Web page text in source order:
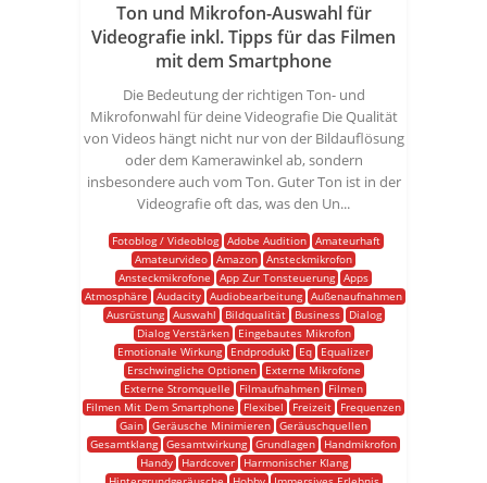
Ton und Mikrofon-Auswahl für
Videografie inkl. Tipps für das Filmen
mit dem Smartphone
Die Bedeutung der richtigen Ton- und
Mikrofonwahl für deine Videografie Die Qualität
von Videos hängt nicht nur von der Bildauflösung
oder dem Kamerawinkel ab, sondern
insbesondere auch vom Ton. Guter Ton ist in der
Videografie oft das, was den Un...
Fotoblog / Videoblog Adobe Audition Amateurhaft
Amateurvideo Amazon Ansteckmikrofon
Ansteckmikrofone
App Zur Tonsteuerung Apps
Atmosphäre
Audacity Audiobearbeitung Außenaufnahmen
Ausrüstung
Auswahl Bildqualität Business
Dialog
Dialog Verstärken
Eingebautes Mikrofon
Emotionale Wirkung
Endprodukt Eq
Equalizer
Erschwingliche Optionen
Externe Mikrofone
Externe Stromquelle
Filmaufnahmen
Filmen
Filmen Mit Dem Smartphone
Flexibel Freizeit
Frequenzen
Gain Geräusche Minimieren Geräuschquellen
Gesamtklang Gesamtwirkung Grundlagen
Handmikrofon
Handy
Hardcover
Harmonischer Klang